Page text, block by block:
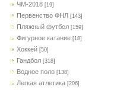
ЧМ-2018 [19]
Первенство ФНЛ [143]
Пляжный футбол [159]
Фигурное катание [18]
Хоккей [50]
Гандбол [318]
Водное поло [138]
Легкая атлетика [206]